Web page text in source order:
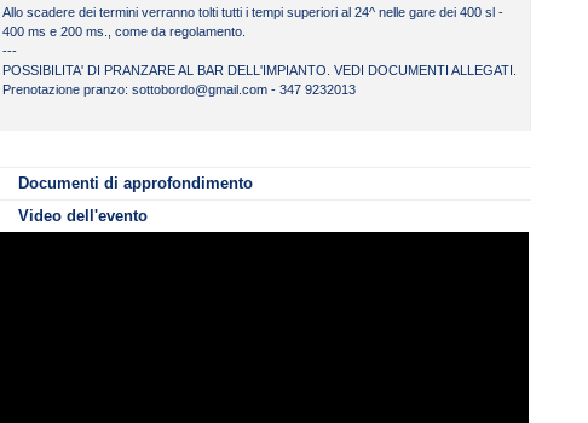
Allo scadere dei termini verranno tolti tutti i tempi superiori al 24^ nelle gare dei 400 sl -
400 ms e 200 ms., come da regolamento.
---
POSSIBILITA' DI PRANZARE AL BAR DELL'IMPIANTO. VEDI DOCUMENTI ALLEGATI.
Prenotazione pranzo: sottobordo@gmail.com - 347 9232013
Documenti di approfondimento
Programma e regolamento
PDF
65 KB
Info map
planimetria impianto
PDF
923 KB
Schema parcheggi
Video dell'evento